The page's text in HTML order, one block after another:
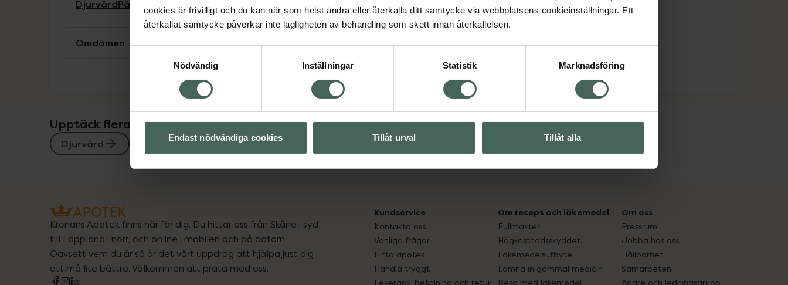
cookies är frivilligt och du kan när som helst ändra eller återkalla ditt samtycke via webbplatsens cookieinställningar. Ett
återkallat samtycke påverkar inte lagligheten av behandling som skett innan återkallelsen.
Nödvändig
Inställningar Statistik Marknadsföring
Endast nödvändiga cookies Tillåt urval Tillåt alla
DjurvårdPäls- och klövvård
Omdömen Visa
Upptäck flera produkter inom
Djurvård Päls- och klövvård
Kronans Apotek finns här för dig. Du hittar oss från Skåne i syd
till Lappland i norr, och online i mobilen och på datorn.
Oavsett vem du är så är det vårt uppdrag att hjälpa just dig
att må lite bättre. Välkommen att prata med oss.
Kundservice
Kontakta oss
Vanliga frågor
Hitta apotek
Handla tryggt
Leverans, betalning och retur
Om recept och läkemedel
Fullmakter
Högkostnadsskyddet
Läkemedelsutbyte
Lämna in gammal medicin
Resa med läkemedel
Om oss
Pressrum
Jobba hos oss
Hållbarhet
Samarbeten
Ägare och ledningsgrupp